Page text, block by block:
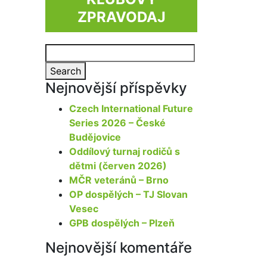
ZPRAVODAJ
for:
Search
Nejnovější příspěvky
Czech International Future
Series 2026 – České
Budějovice
Oddílový turnaj rodičů s
dětmi (červen 2026)
MČR veteránů – Brno
OP dospělých – TJ Slovan
Vesec
GPB dospělých – Plzeň
Nejnovější komentáře